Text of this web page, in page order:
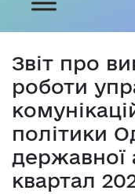
Звіт про
роботи
політики
державної
квартал